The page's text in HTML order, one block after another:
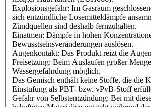
Explosionsgefahr: Im Gasraum
sich entzündliche Lösemitteldämpfe
Zündquellen sind deshalb fernzuhalten.
Einatmen: Dämpfe in hohen
Bewusstseinsveränderungen auslösen.
Augenkontakt: Das Produkt reizt die
Freisetzung: Beim Auslaufen großer
Wassergefährdung möglich.
Das Gemisch enthält keine Stoffe, die die
Einstufung als PBT- bzw. vPvB-Stoff
Gefahr von Selbstentzündung: Bei mit